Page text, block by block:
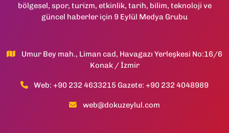
bölgesel, spor, turizm, etkinlik, tarih, bilim, teknoloji ve
güncel haberler için 9 Eylül Medya Grubu
Umur Bey mah., Liman cad, Havagazı Yerleşkesi No:16/6
Konak / İzmir
Web: +90 232 4633215 Gazete: +90 232 4048989
web@dokuzeylul.com